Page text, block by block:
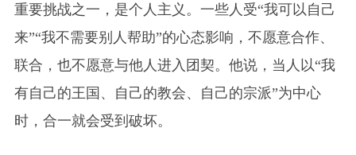
重要挑战之一，是个人主义。一些人受“我可以自己
来”“我不需要别人帮助”的心态影响，不愿意合作、
联合，也不愿意与他人进入团契。他说，当人以“我
有自己的王国、自己的教会、自己的宗派”为中心
时，合一就会受到破坏。